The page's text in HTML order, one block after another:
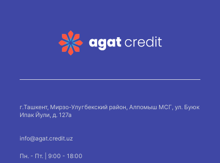
г.Ташкент, Мирзо-Улугбекский район, Алпомыш МСГ, ул. Буюк
Ипак Йули, д. 127а
info@agat.credit.uz
Пн. - Пт. | 9:00 - 18:00